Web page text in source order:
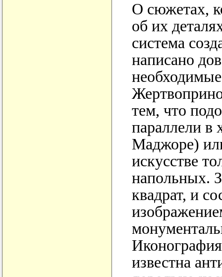
О сюжетах,
об их
система
написано
тем, что
параллели в
Маджоре)
искусстве
напольных.
квадрат, и
известна